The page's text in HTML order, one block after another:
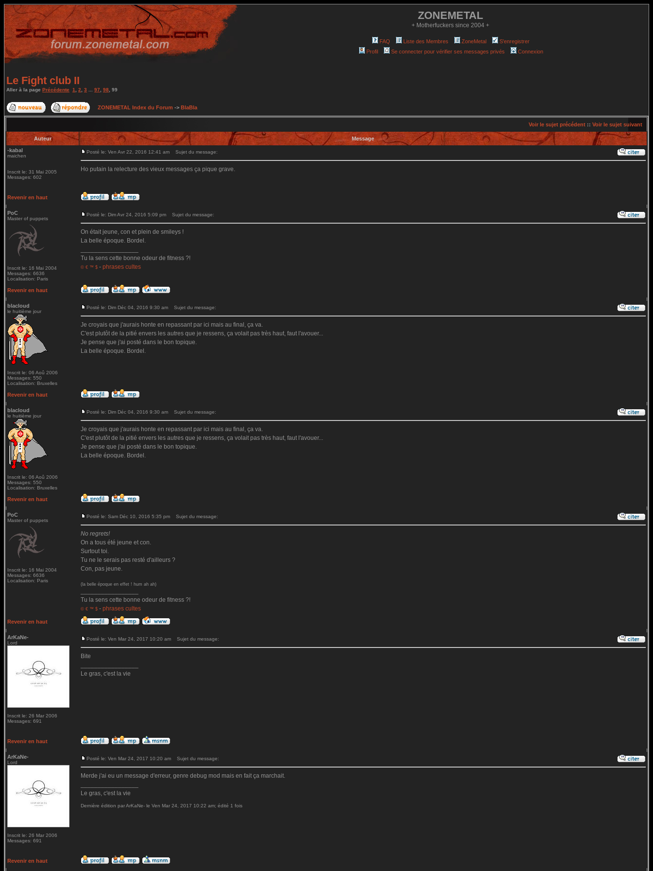
ZONEMETAL
+ Motherfuckers since 2004 +
FAQ Liste des Membres ZoneMetal
S'enregistrer
Profil
Se connecter pour vérifier ses messages privés Connexion
Le Fight club II
Aller à la page Précédente 1 2 3 97 98 99
ZONEMETAL Index du Forum -> BlaBla
Voir le sujet précédent :: Voir le sujet suivant
Auteur
Message
-kabal
maichen
Inscrit le: 31 Mai 2005
Messages: 602
Posté le: Ven Avr 22, 2016 12:41 am Sujet du message:
Ho putain la relecture des vieux messages ça pique grave.
Revenir en haut
PoC
Master of puppets
Inscrit le: 16 Mai 2004
Messages: 6636
Localisation: Paris
Posté le: Dim Avr 24, 2016 5:09 pm Sujet du message:
On était jeune, con et plein de smileys !
La belle époque. Bordel.
Tu la sens cette bonne odeur de fitness ?!
© € ™ $ - phrases cultes
Revenir en haut
blacloud
le huitième jour
Inscrit le: 06 Aoû 2006
Messages: 550
Localisation: Bruxelles
Posté le: Dim Déc 04, 2016 9:30 am Sujet du message:
Je croyais que j'aurais honte en repassant par ici mais au final, ça va.
C'est plutôt de la pitié envers les autres que je ressens, ça volait pas très haut, faut l'avouer...
Je pense que j'ai posté dans le bon topique.
La belle époque. Bordel.
Revenir en haut
blacloud
le huitième jour
Inscrit le: 06 Aoû 2006
Messages: 550
Localisation: Bruxelles
Posté le: Dim Déc 04, 2016 9:30 am Sujet du message:
Je croyais que j'aurais honte en repassant par ici mais au final, ça va.
C'est plutôt de la pitié envers les autres que je ressens, ça volait pas très haut, faut l'avouer...
Je pense que j'ai posté dans le bon topique.
La belle époque. Bordel.
Revenir en haut
PoC
Master of puppets
Inscrit le: 16 Mai 2004
Messages: 6636
Localisation: Paris
Posté le: Sam Déc 10, 2016 5:35 pm Sujet du message:
No regrets!
On a tous été jeune et con.
Surtout toi.
Tu ne le serais pas resté d'ailleurs ?
Con, pas jeune.
(la belle époque en effet ! hum ah ah)
Tu la sens cette bonne odeur de fitness ?!
© € ™ $ - phrases cultes
Revenir en haut
ArKaNe-
Lord
Inscrit le: 26 Mar 2006
Messages: 691
Posté le: Ven Mar 24, 2017 10:20 am Sujet du message:
Bite
Le gras, c'est la vie
Revenir en haut
ArKaNe-
Lord
Inscrit le: 26 Mar 2006
Messages: 691
Posté le: Ven Mar 24, 2017 10:20 am Sujet du message:
Merde j'ai eu un message d'erreur, genre debug mod mais en fait ça marchait.
Le gras, c'est la vie
Dernière édition par ArKaNe- le Ven Mar 24, 2017 10:22 am; édité 1 fois
Revenir en haut